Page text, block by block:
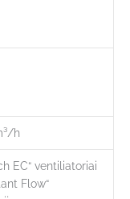
h
EC“ ventiliatoriai
Flow“